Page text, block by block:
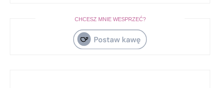
CHCESZ MNIE WESPRZEĆ?